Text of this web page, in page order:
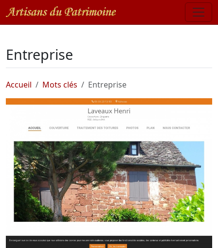
Entreprise
Accueil Mots clés Entreprise